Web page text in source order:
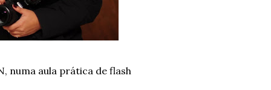
numa aula prática de flash